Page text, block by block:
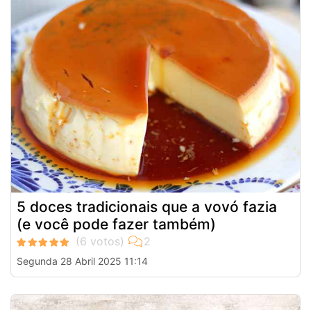
5 doces tradicionais que a vovó fazia
(e você pode fazer também)
Segunda 28 Abril 2025 11:14